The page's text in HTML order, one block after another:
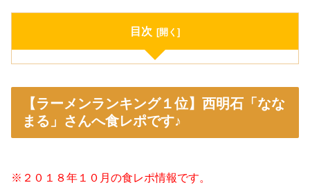
目次
【ラーメンランキング１位】西明石「なな
まる」さんへ食レポです♪
※２０１８年１０月の食レポ情報です。